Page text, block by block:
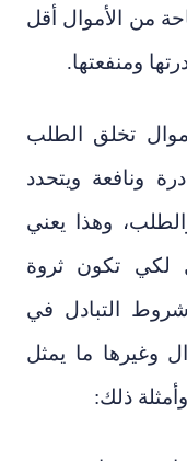
من الأموال أقل
ومنفعتها.
تخلق الطلب
ونافعة ويتحدد
وهذا يعني
لكي تكون ثروة
التبادل في
وغيرها ما يمثل
ذلك: